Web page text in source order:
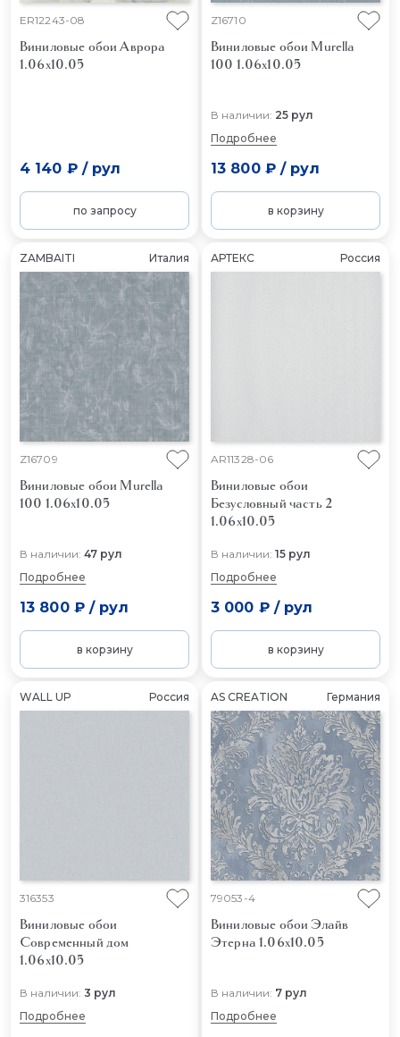
ER12243-08
Виниловые обои Аврора
1.06x10.05
4 140 ₽/ рул
по запросу
Z16710
Виниловые обои Murella
100 1.06x10.05
В наличии: 25 рул
Подробнее
13 800 ₽/ рул
в корзину
ZAMBAITI Италия
Z16709
Виниловые обои Murella
100 1.06x10.05
В наличии: 47 рул
Подробнее
13 800 ₽/ рул
в корзину
АРТЕКС Россия
AR11328-06
Виниловые обои
Безусловный часть 2
1.06x10.05
В наличии: 15 рул
Подробнее
3 000 ₽/ рул
в корзину
WALL UP Россия
316353
Виниловые обои
Современный дом
1.06x10.05
В наличии: 3 рул
Подробнее
AS CREATION Германия
79053-4
Виниловые обои Элайв
Этерна 1.06x10.05
В наличии: 7 рул
Подробнее